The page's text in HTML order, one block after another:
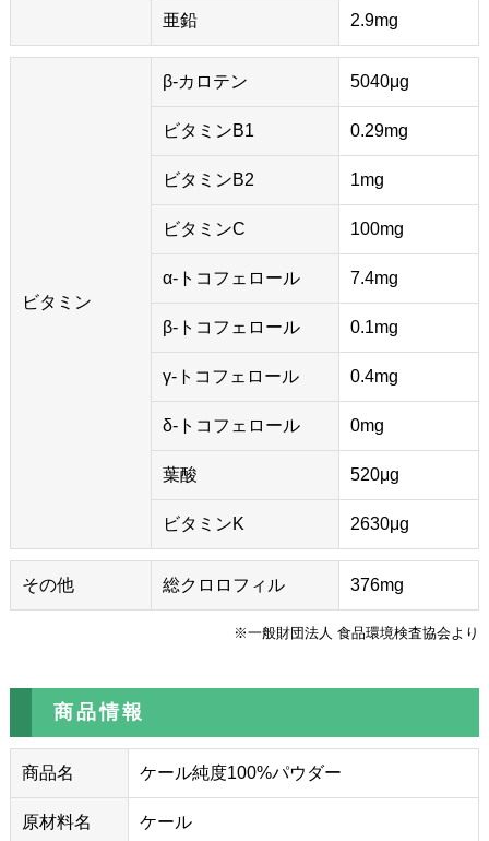
亜鉛 2.9mg
ビタミン
β-カロテン 5040μg
ビタミンB1 0.29mg
ビタミンB2 1mg
ビタミンC 100mg
α-トコフェロール 7.4mg
β-トコフェロール 0.1mg
γ-トコフェロール 0.4mg
δ-トコフェロール 0mg
葉酸 520μg
ビタミンK 2630μg
その他 総クロロフィル 376mg
※一般財団法人 食品環境検査協会より
商品情報
商品名 ケール純度100%パウダー
原材料名 ケール